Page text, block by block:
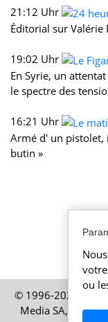
21:12 Uhr
Éditorial sur Valérie
19:02 Uhr
En Syrie, un
le spectre des
16:21 Uhr
Armé d' un pistolet,
butin »
© 1996-2026
Media SA,
ou